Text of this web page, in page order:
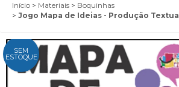
Início > Materiais > Boquinhas
> Jogo Mapa de Ideias - Produção Textual
SEM
ESTOQUE